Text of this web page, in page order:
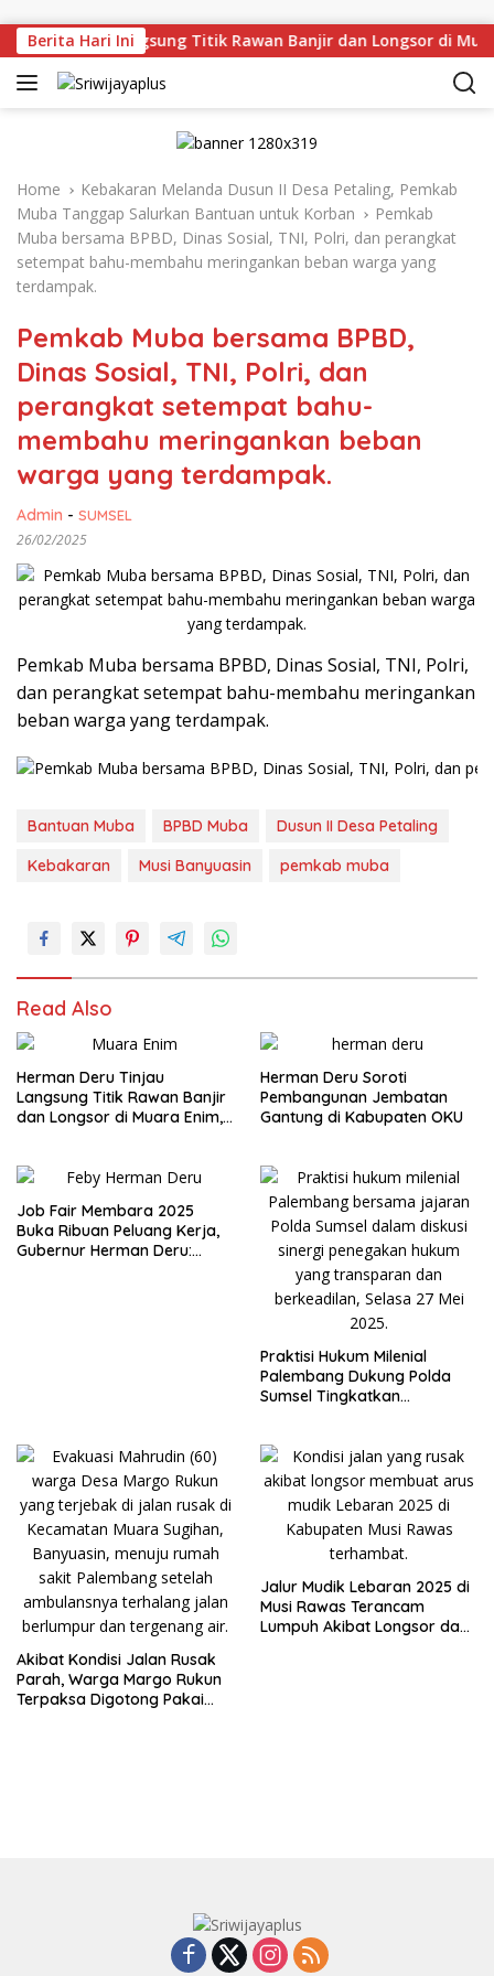
Berita Hari Ini
Tinjau Langsung Titik Rawan Banjir dan Longsor di
Home
Kebakaran Melanda Dusun II Desa Petaling, Pemkab
Muba Tanggap Salurkan Bantuan untuk Korban
Pemkab
Muba bersama BPBD, Dinas Sosial, TNI, Polri, dan perangkat
setempat bahu-membahu meringankan beban warga yang
terdampak.
Pemkab Muba bersama BPBD,
Dinas Sosial, TNI, Polri, dan
perangkat setempat bahu-
membahu meringankan beban
warga yang terdampak.
Admin - SUMSEL
26/02/2025
Pemkab Muba bersama BPBD, Dinas Sosial, TNI, Polri,
dan perangkat setempat bahu-membahu meringankan
beban warga yang terdampak.
Bantuan Muba BPBD Muba
Dusun II Desa Petaling
Kebakaran
Musi Banyuasin pemkab muba
Read Also
Herman Deru Tinjau
Langsung Titik Rawan Banjir
dan Longsor di Muara Enim,
Herman Deru Soroti
Pembangunan Jembatan
Gantung di Kabupaten OKU
Job Fair Membara 2025
Buka Ribuan Peluang Kerja,
Gubernur Herman Deru:
Praktisi Hukum Milenial
Palembang Dukung Polda
Sumsel Tingkatkan
Akibat Kondisi Jalan Rusak
Parah, Warga Margo Rukun
Terpaksa Digotong Pakai
Jalur Mudik Lebaran 2025 di
Musi Rawas Terancam
Lumpuh Akibat Longsor dan